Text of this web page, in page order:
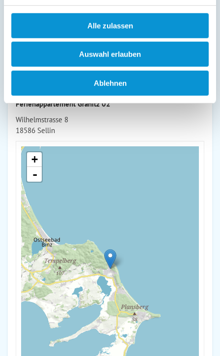
Alle zulassen
Auswahl erlauben
Ablehnen
Südost-Ausrichtung. In diesem Appartement sind keine
Lage & Adresse des Objektes
Ferienappartement Granitz 02
Wilhelmstrasse 8
18586 Sellin
+
-